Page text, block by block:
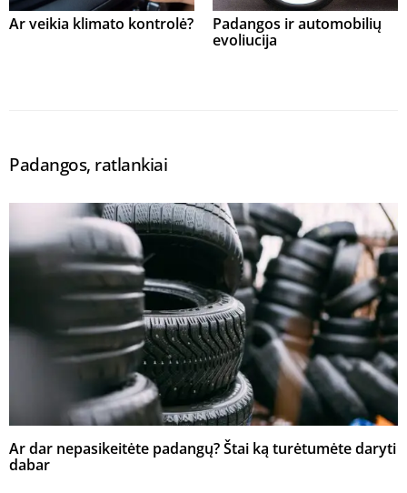
Ar veikia klimato kontrolė?
Padangos ir automobilių
evoliucija
Padangos, ratlankiai
Ar dar nepasikeitėte padangų? Štai ką turėtumėte daryti
dabar